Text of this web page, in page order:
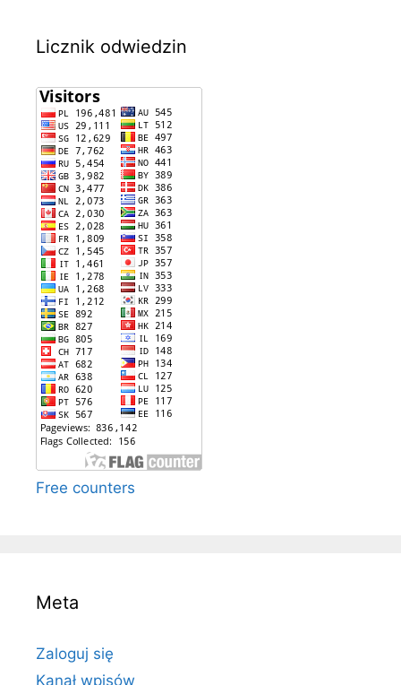
Licznik odwiedzin
Free counters
Meta
Zaloguj się
Kanał wpisów